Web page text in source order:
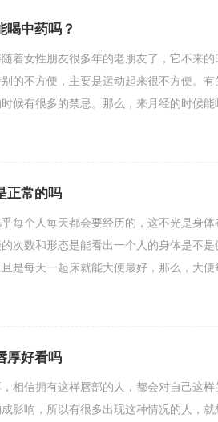
喝中药吗？
着女性朋友很多年的老朋友了，它不来
的不方便，主要是运动起来很不方便。
候有很多的禁忌。那么，来月经的时候能
正常的吗
每个人每天都会要经历的，这不光是身
次数和形态是能看出一个人的身体是不
是每天一起床就能大便最好，那么，大便
厚好看吗
，相信拥有这样唇部的人，都会对自己这
影响，所以有很多出现这种情况的人，